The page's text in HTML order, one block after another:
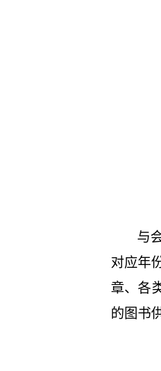
与
对应年
章、各
的图书